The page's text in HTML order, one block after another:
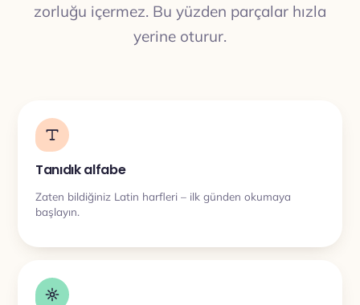
ÇEVIRI
zorluğu içermez. Bu yüzden parçalar hızla
yerine oturur.
Tanıdık alfabe
Zaten bildiğiniz Latin harfleri – ilk günden okumaya
başlayın.